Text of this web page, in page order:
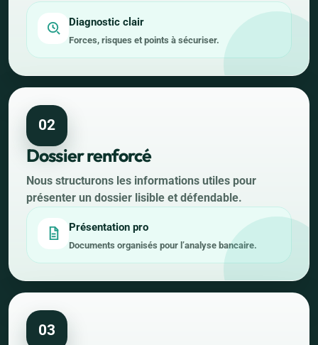
Diagnostic clair
Forces, risques et points à sécuriser.
02
Dossier renforcé
Nous structurons les informations utiles pour
présenter un dossier lisible et défendable.
Présentation pro
Documents organisés pour l’analyse bancaire.
03